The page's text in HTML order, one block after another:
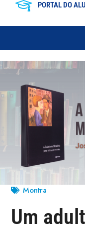
PORTAL DO
Montra
Um